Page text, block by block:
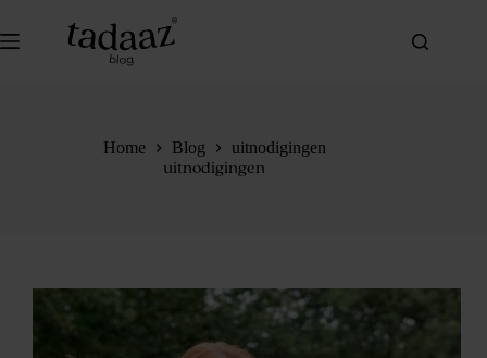
de
Home Blog
uitnodigingen
uitnodigingen